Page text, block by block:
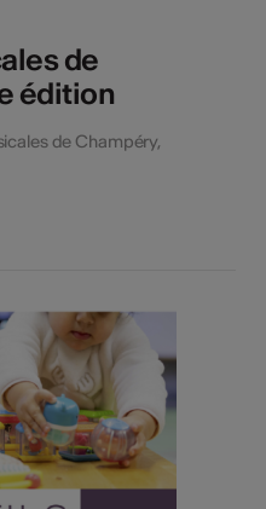
de
édition
de Champéry,